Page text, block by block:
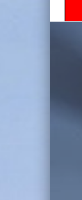
Levallois : les